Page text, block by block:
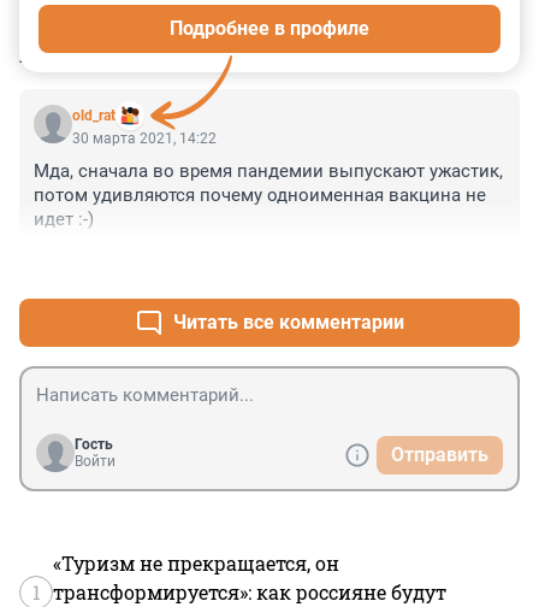
КОММЕНТАРИИ 1
old_rat
Подробнее в профиле
30 марта 2021, 14:22
Мда, сначала во время пандемии выпускают ужастик,
потом удивляются почему одноименная вакцина не
идет :-)
Читать все комментарии
Гость
Войти
Отправить
1
«Туризм не прекращается, он
трансформируется»: как россияне будут